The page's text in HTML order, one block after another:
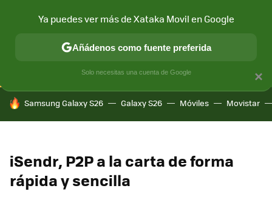
CONECTIVIDAD MÓVIL Y SOCIEDAD APLICACIONES
HOY SE HABLA DE
Samsung Galaxy S26 Galaxy S26 Móviles Movistar
iSendr, P2P a la carta de forma
rápida y sencilla
×
Ya puedes ver más de Xataka Movil en Google
Añádenos como fuente preferida
Solo necesitas una cuenta de Google